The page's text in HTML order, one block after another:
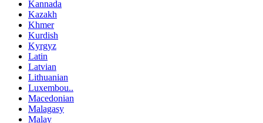
Kannada
Kazakh
Khmer
Kurdish
Kyrgyz
Latin
Latvian
Lithuanian
Luxembou..
Macedonian
Malagasy
Malay